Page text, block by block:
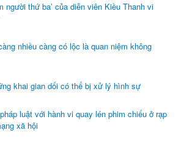
người thứ ba’ của diễn viên Kiều Thanh vi
nhiều càng có lộc là quan niệm không
khai gian dối có thể bị xử lý hình sự
luật với hành vi quay lén phim chiếu ở rạp
xã hội